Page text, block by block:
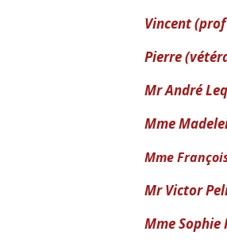
Vincent
Pierre
Mr André
Mme
Mme
Mr Victor
Mme